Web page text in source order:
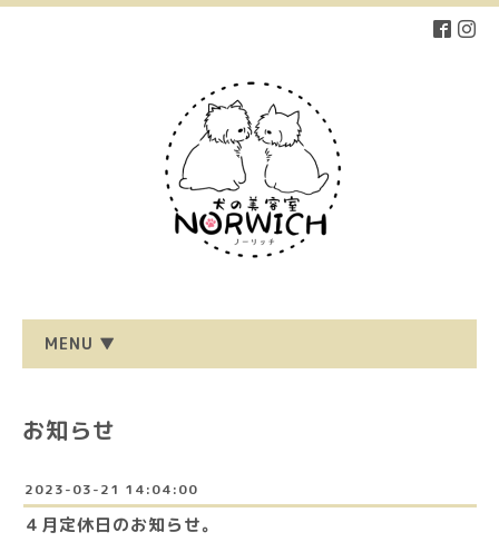
MENU ▼
お知らせ
2023-03-21 14:04:00
４月定休日のお知らせ。